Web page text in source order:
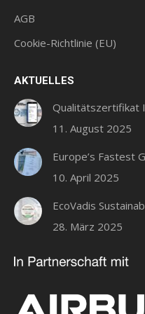
Fenster
geöffnetgeöffnetgeöffnet
AGB
Cookie-Richtlinie (EU)
AKTUELLES
Qualitätszertifikat
11. August 2025
Europe’s Fastest
10. April 2025
EcoVadis
28. März 2025